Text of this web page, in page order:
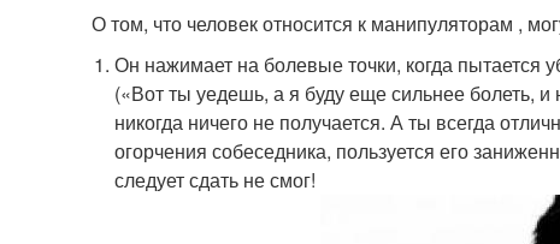
О том, что человек относится к манипуляторам ,
Он нажимает на болевые точки, когда пытается
(«Вот ты уедешь, а я буду еще сильнее болеть,
никогда ничего не получается. А ты всегда
огорчения собеседника, пользуется его
следует сдать не смог!